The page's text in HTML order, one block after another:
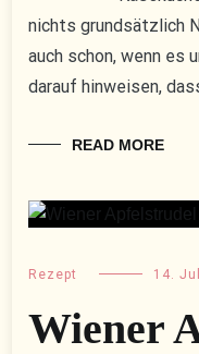
nichts grundsätzlich
auch schon, wenn es
darauf hinweisen,
READ MORE
Rezept 14.
Wiener